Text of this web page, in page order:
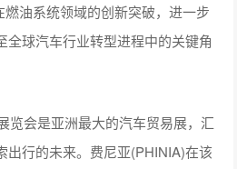
燃油系统领域的创新突破，进一步
全球汽车行业转型进程中的关键角
览会是亚洲最大的汽车贸易展，汇
出行的未来。费尼亚(PHINIA)在该